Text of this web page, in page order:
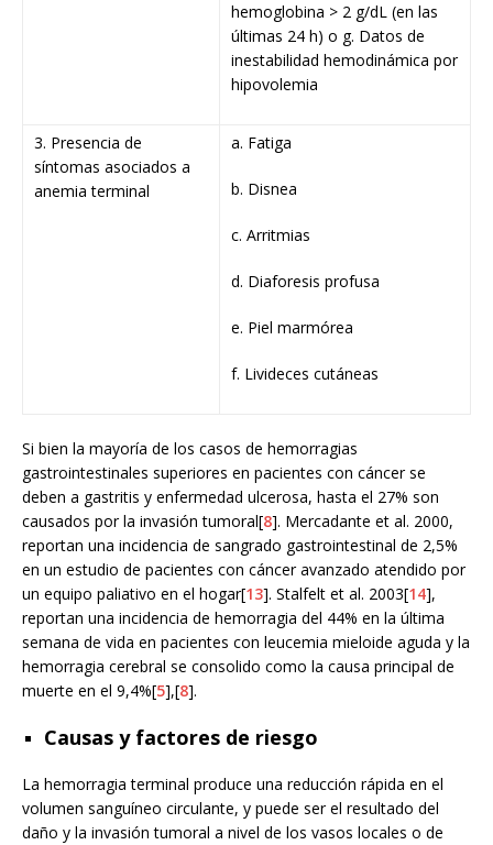
hemoglobina > 2 g/dL (en las
últimas 24 h) o g. Datos de
inestabilidad hemodinámica por
hipovolemia
3. Presencia de
síntomas asociados a
anemia terminal
a. Fatiga
b. Disnea
c. Arritmias
d. Diaforesis profusa
e. Piel marmórea
f. Livideces cutáneas
Si bien la mayoría de los casos de hemorragias
gastrointestinales superiores en pacientes con cáncer se
deben a gastritis y enfermedad ulcerosa, hasta el 27% son
causados por la invasión tumoral[8]. Mercadante et al. 2000,
reportan una incidencia de sangrado gastrointestinal de 2,5%
en un estudio de pacientes con cáncer avanzado atendido por
un equipo paliativo en el hogar[13]. Stalfelt et al. 2003[14],
reportan una incidencia de hemorragia del 44% en la última
semana de vida en pacientes con leucemia mieloide aguda y la
hemorragia cerebral se consolido como la causa principal de
muerte en el 9,4%[5],[8].
Causas y factores de riesgo
La hemorragia terminal produce una reducción rápida en el
volumen sanguíneo circulante, y puede ser el resultado del
daño y la invasión tumoral a nivel de los vasos locales o de